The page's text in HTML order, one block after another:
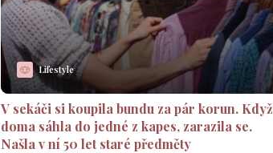
Lifestyle
V sekáči si koupila bundu za pár korun. Když
doma sáhla do jedné z kapes, zarazila se.
Našla v ní 50 let staré předměty